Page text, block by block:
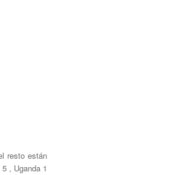
resto están
, Uganda 1